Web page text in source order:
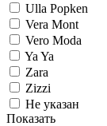
Ulla Popken
Vera Mont
Vero Moda
Ya Ya
Zara
Zizzi
Не указан
Показать